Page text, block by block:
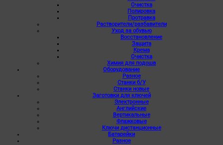
Очистка
Полировка
Протравка
Растворители/разбавители
Уход за обувью
Восстановление
Защита
Крема
Очистка
Химия для подошв
Оборудование
Разное
Станки б/У
Станки новые
Заготовки для ключей
Электронные
Английские
Вертикальные
Флажковые
Ключи дистанционные
Батарейки
Разное